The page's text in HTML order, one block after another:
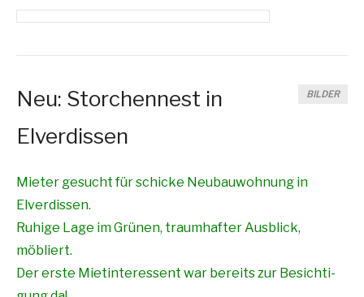
Neu: Storchennest in
Elverdissen
BILDER
Mie­ter gesucht für schi­cke Neu­bau­woh­nung in
Elverdissen.
Ruhi­ge Lage im Grü­nen, traum­haf­ter Aus­blick,
möbliert.
Der ers­te Miet­in­ter­es­sent war bereits zur Besich­ti­